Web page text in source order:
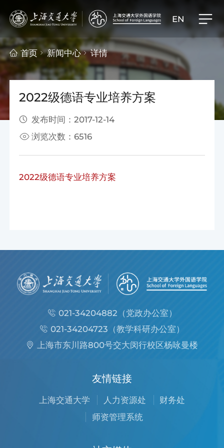
EN
首页 新闻中心 详情
2022级德语专业培养方案
发布时间：2017-12-14
浏览次数：6516
2022级德语专业培养方案
021-34204882（党政办公室）
021-34204723（教学科研办公室）
上海市东川路800号交大闵行校区杨咏曼楼
友情链接
上海交通大学 人力资源处
财务处
师资管理系统